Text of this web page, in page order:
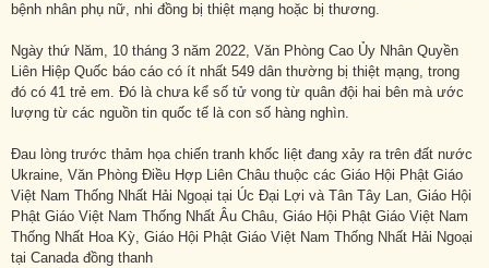
bệnh nhân phụ nữ, nhi đồng bị thiệt mạng hoặc bị thương.
Ngày thứ Năm, 10 tháng 3 năm 2022, Văn Phòng Cao Ủy Nhân Quyền
Liên Hiệp Quốc báo cáo có ít nhất 549 dân thường bị thiệt mạng, trong
đó có 41 trẻ em. Đó là chưa kể số tử vong từ quân đội hai bên mà ước
lượng từ các nguồn tin quốc tế là con số hàng nghìn.
Đau lòng trước thảm họa chiến tranh khốc liệt đang xảy ra trên đất nước
Ukraine, Văn Phòng Điều Hợp Liên Châu thuộc các Giáo Hội Phật Giáo
Việt Nam Thống Nhất Hải Ngoại tại Úc Đại Lợi và Tân Tây Lan, Giáo Hội
Phật Giáo Việt Nam Thống Nhất Âu Châu, Giáo Hội Phật Giáo Việt Nam
Thống Nhất Hoa Kỳ, Giáo Hội Phật Giáo Việt Nam Thống Nhất Hải Ngoại
tại Canada đồng thanh